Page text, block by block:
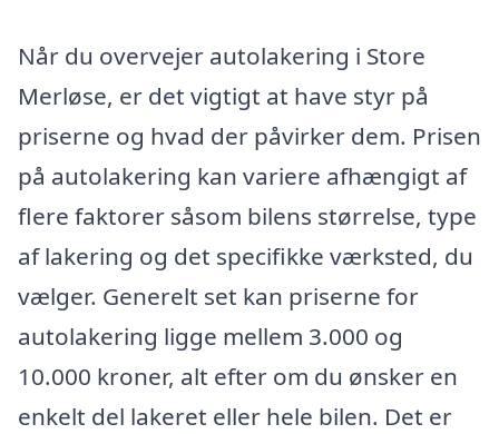
Når du overvejer autolakering i Store
Merløse, er det vigtigt at have styr på
priserne og hvad der påvirker dem. Prisen
på autolakering kan variere afhængigt af
flere faktorer såsom bilens størrelse, type
af lakering og det specifikke værksted, du
vælger. Generelt set kan priserne for
autolakering ligge mellem 3.000 og
10.000 kroner, alt efter om du ønsker en
enkelt del lakeret eller hele bilen. Det er